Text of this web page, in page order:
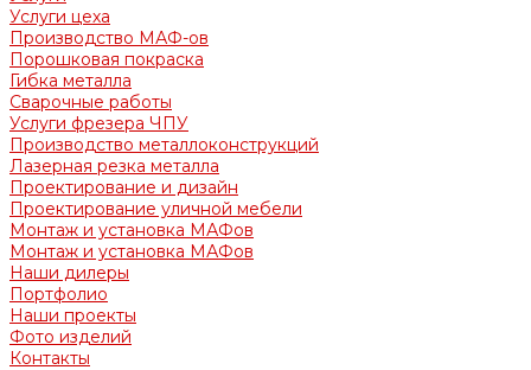
Услуги цеха
Производство МАФ-ов
Порошковая покраска
Гибка металла
Сварочные работы
Услуги фрезера ЧПУ
Производство металлоконструкций
Лазерная резка металла
Проектирование и дизайн
Проектирование уличной мебели
Монтаж и установка МАФов
Монтаж и установка МАФов
Наши дилеры
Портфолио
Наши проекты
Фото изделий
Контакты